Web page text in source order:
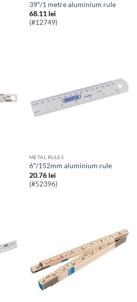
39″/1 metre aluminium rule
68.11 lei
(#12749)
METAL RULES
6″/152mm aluminium rule
20.76 lei
(#52396)